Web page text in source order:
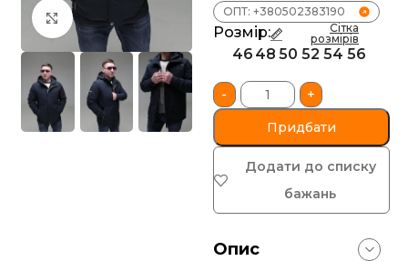
Клацніть, щоб збільшитиОПТ: +380502383190
Розмір:
Сітка
розмірів
46 48 50 52 54 56
-
+
Придбати
Додати до списку
бажань
Опис